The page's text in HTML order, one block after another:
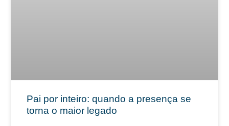
Pai por inteiro: quando a presença se
torna o maior legado